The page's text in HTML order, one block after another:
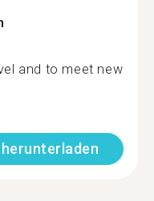
and to meet new